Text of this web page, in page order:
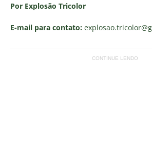
Por Explosão Tricolor
E-mail para contato: explosao.tricolor
CONTINUE LENDO